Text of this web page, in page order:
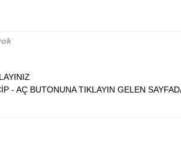
- AÇ BUTONUNA TIKLAYIN GELEN